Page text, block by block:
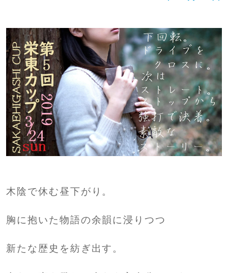
木陰で休む昼下がり。
胸に抱いた物語の余韻に浸りつつ
新たな歴史を紡ぎ出す。